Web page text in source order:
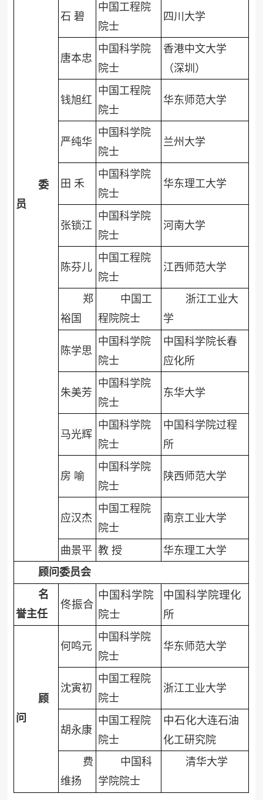
委
员
石 碧
中国工程院
院士
四川大学
唐本忠
中国科学院
院士
香港中文大学
（深圳）
钱旭红
中国工程院
院士
华东师范大学
严纯华
中国科学院
院士
兰州大学
田 禾
中国科学院
院士
华东理工大学
张锁江
中国科学院
院士
河南大学
陈芬儿
中国工程院
院士
江西师范大学
郑
裕国
中国工
程院院士
浙江工业大
学
陈学思
中国科学院
院士
中国科学院长春
应化所
朱美芳
中国科学院
院士
东华大学
马光辉
中国科学院
院士
中国科学院过程
所
房 喻
中国科学院
院士
陕西师范大学
应汉杰
中国工程院
院士
南京工业大学
曲景平 教 授
华东理工大学
顾问委员会
名
誉主任
佟振合
中国科学院
院士
中国科学院理化
所
顾
问
何鸣元
中国科学院
院士
华东师范大学
沈寅初
中国工程院
院士
浙江工业大学
胡永康
中国工程院
院士
中石化大连石油
化工研究院
费
维扬
中国科
学院院士
清华大学